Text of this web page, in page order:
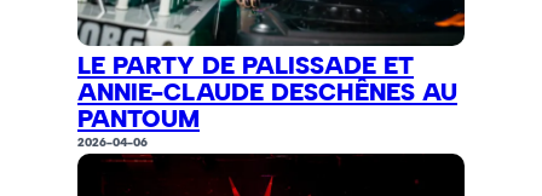
LE PARTY DE PALISSADE ET
ANNIE-CLAUDE DESCHÊNES AU
PANTOUM
2026-04-06